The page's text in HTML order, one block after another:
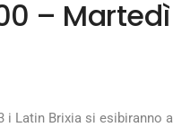
– Martedì
i Latin Brixia si esibiranno al